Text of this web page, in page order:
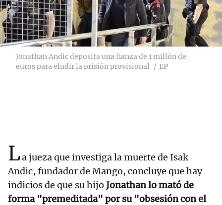
Jonathan Andic deposita una fianza de 1 millón de
euros para eludir la prisión provisional
EP
La jueza que investiga la muerte de Isak
Andic, fundador de Mango, concluye que hay
indicios de que su hijo Jonathan lo mató de
forma "premeditada" por su "obsesión con el